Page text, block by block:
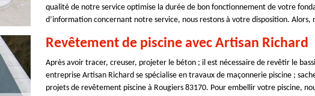
qualité de notre service optimise la durée de bon fonctionnement de votre
d’information concernant notre service, nous restons à votre disposition. Alors,
Revêtement de piscine avec Artisan Richard
Après avoir tracer, creuser, projeter le béton ; il est nécessaire de revêtir le
entreprise Artisan Richard se spécialise en travaux de maçonnerie piscine ;
projets de revêtement piscine à Rougiers 83170. Pour embellir votre piscine,